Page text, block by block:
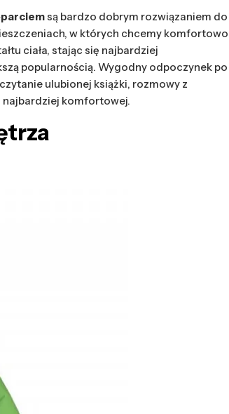
są bardzo dobrym rozwiązaniem do
w których chcemy komfortowo
ciała, stając się najbardziej
popularnością. Wygodny odpoczynek po
ulubionej książki, rozmowy z
najbardziej komfortowej.